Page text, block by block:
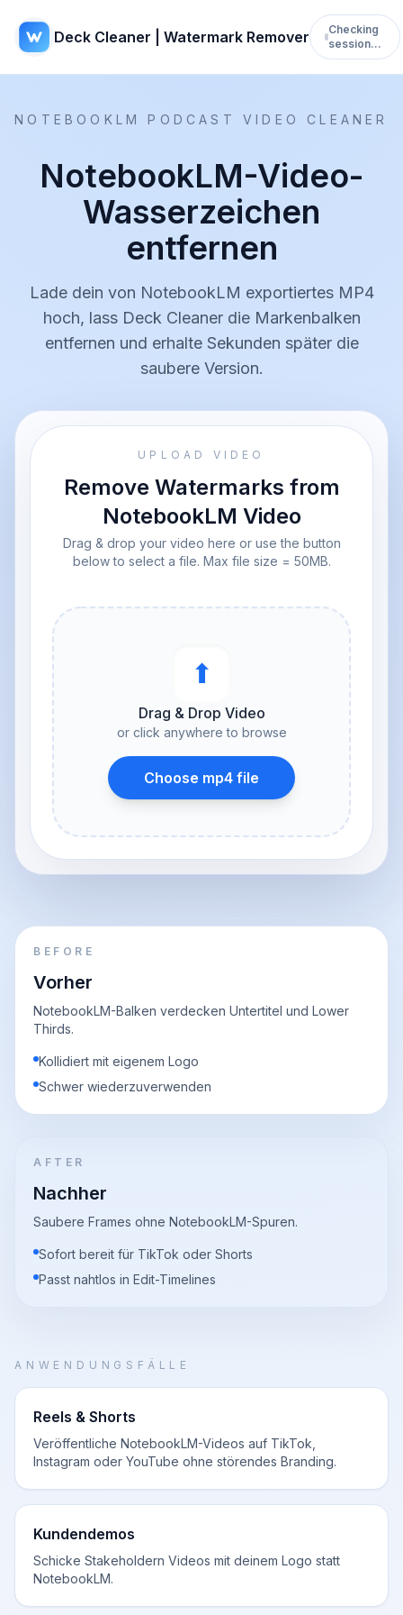
Deck Cleaner | Watermark Remover
Checking
session…
NOTEBOOKLM PODCAST VIDEO CLEANER
NotebookLM-Video-
Wasserzeichen
entfernen
Lade dein von NotebookLM exportiertes MP4
hoch, lass Deck Cleaner die Markenbalken
entfernen und erhalte Sekunden später die
saubere Version.
UPLOAD VIDEO
Remove Watermarks from
NotebookLM Video
Drag & drop your video here or use the button
below to select a file. Max file size = 50MB.
⬆︎
Drag & Drop Video
or click anywhere to browse
Choose mp4 file
BEFORE
Vorher
NotebookLM-Balken verdecken Untertitel und Lower
Thirds.
Kollidiert mit eigenem Logo
Schwer wiederzuverwenden
AFTER
Nachher
Saubere Frames ohne NotebookLM-Spuren.
Sofort bereit für TikTok oder Shorts
Passt nahtlos in Edit-Timelines
ANWENDUNGSFÄLLE
Reels & Shorts
Veröffentliche NotebookLM-Videos auf TikTok,
Instagram oder YouTube ohne störendes Branding.
Kundendemos
Schicke Stakeholdern Videos mit deinem Logo statt
NotebookLM.